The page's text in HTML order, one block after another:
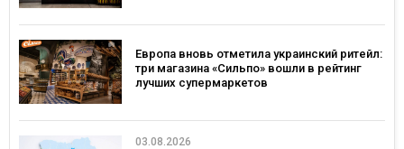
Европа вновь отметила украинский ритейл:
три магазина «Сильпо» вошли в рейтинг
лучших супермаркетов
03.08.2026